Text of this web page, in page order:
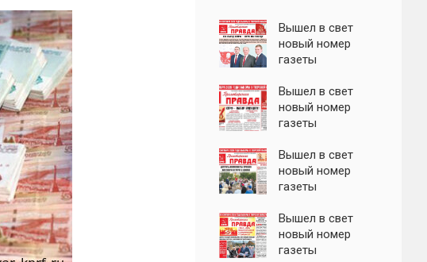
Вышел в свет
новый номер
газеты
правда"
Вышел в свет
новый номер
газеты
правда"
Вышел в свет
новый номер
газеты
правда"
Вышел в свет
новый номер
газеты